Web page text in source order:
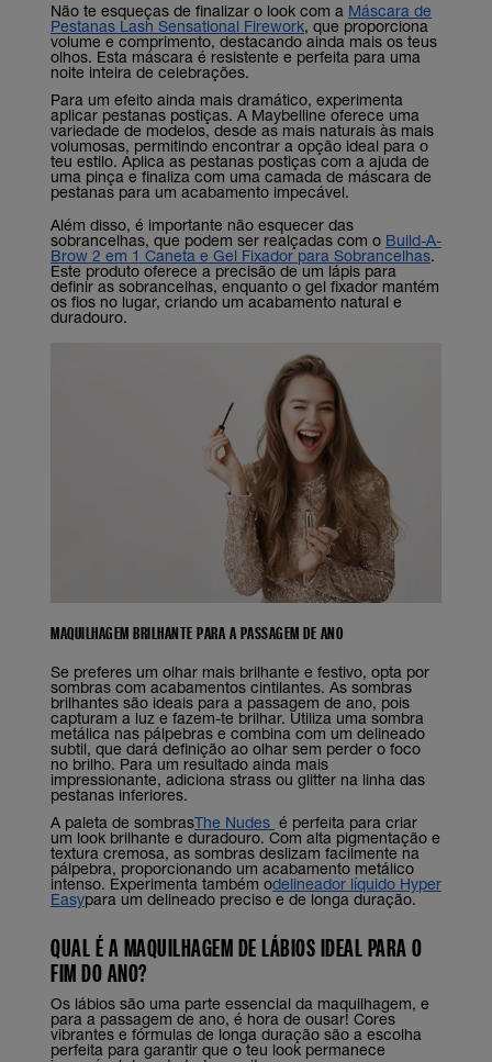
Não te esqueças de finalizar o look com a Máscara de
Pestanas Lash Sensational Firework, que proporciona
volume e comprimento, destacando ainda mais os teus
olhos. Esta máscara é resistente e perfeita para uma
noite inteira de celebrações.
Para um efeito ainda mais dramático, experimenta
aplicar pestanas postiças. A Maybelline oferece uma
variedade de modelos, desde as mais naturais às mais
volumosas, permitindo encontrar a opção ideal para o
teu estilo. Aplica as pestanas postiças com a ajuda de
uma pinça e finaliza com uma camada de máscara de
pestanas para um acabamento impecável.
Além disso, é importante não esquecer das
sobrancelhas, que podem ser realçadas com o Build-A-
Brow 2 em 1 Caneta e Gel Fixador para Sobrancelhas.
Este produto oferece a precisão de um lápis para
definir as sobrancelhas, enquanto o gel fixador mantém
os fios no lugar, criando um acabamento natural e
duradouro.
MAQUILHAGEM BRILHANTE PARA A PASSAGEM DE ANO
Se preferes um olhar mais brilhante e festivo, opta por
sombras com acabamentos cintilantes. As sombras
brilhantes são ideais para a passagem de ano, pois
capturam a luz e fazem-te brilhar. Utiliza uma sombra
metálica nas pálpebras e combina com um delineado
subtil, que dará definição ao olhar sem perder o foco
no brilho. Para um resultado ainda mais
impressionante, adiciona strass ou glitter na linha das
pestanas inferiores.
A paleta de sombrasThe Nudes é perfeita para criar
um look brilhante e duradouro. Com alta pigmentação e
textura cremosa, as sombras deslizam facilmente na
pálpebra, proporcionando um acabamento metálico
intenso. Experimenta também odelineador líquido Hyper
Easypara um delineado preciso e de longa duração.
QUAL É A MAQUILHAGEM DE LÁBIOS IDEAL PARA O
FIM DO ANO?
Os lábios são uma parte essencial da maquilhagem, e
para a passagem de ano, é hora de ousar! Cores
vibrantes e fórmulas de longa duração são a escolha
perfeita para garantir que o teu look permanece